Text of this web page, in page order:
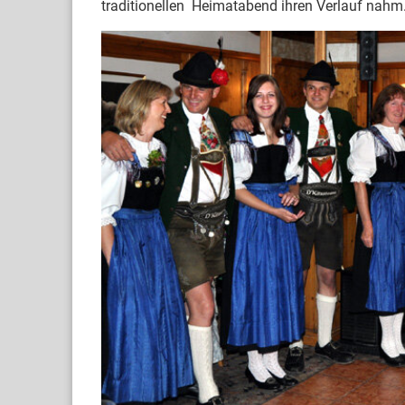
traditionellen Heimatabend ihren Verlauf